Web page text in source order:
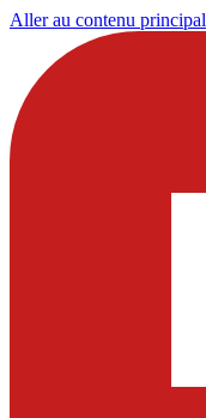
Aller au contenu principal